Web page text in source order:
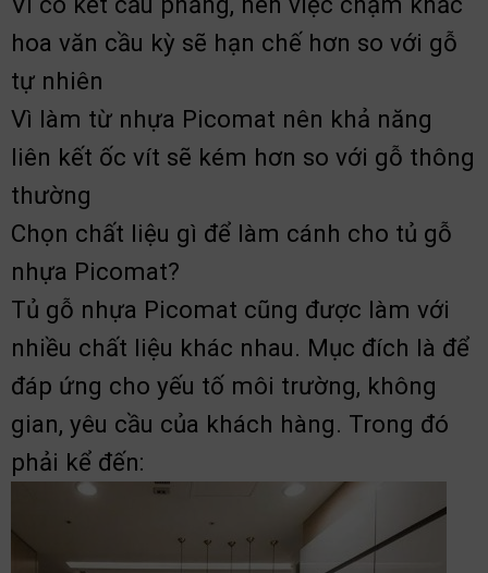
hoa văn cầu kỳ sẽ hạn chế hơn so với gỗ
tự nhiên
Vì làm từ nhựa Picomat nên khả năng
liên kết ốc vít sẽ kém hơn so với gỗ thông
thường
Chọn chất liệu gì để làm cánh cho tủ gỗ
nhựa Picomat?
Tủ gỗ nhựa Picomat cũng được làm với
nhiều chất liệu khác nhau. Mục đích là để
đáp ứng cho yếu tố môi trường, không
gian, yêu cầu của khách hàng. Trong đó
phải kể đến: